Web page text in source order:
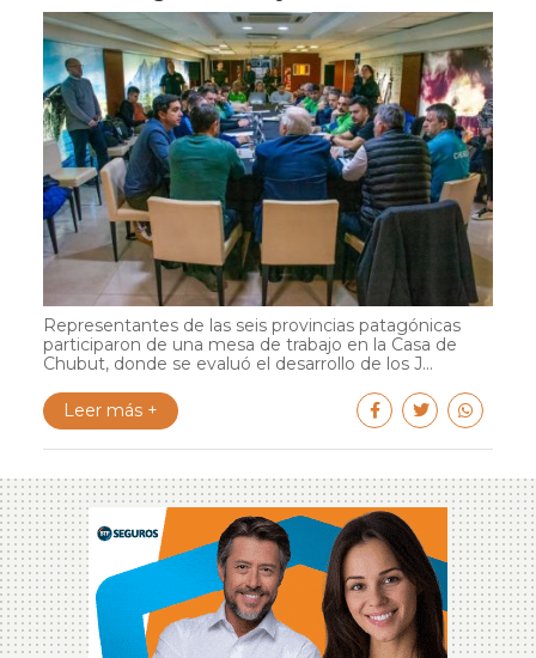
Representantes de las seis provincias patagónicas
participaron de una mesa de trabajo en la Casa de
Chubut, donde se evaluó el desarrollo de los J...
Leer más +